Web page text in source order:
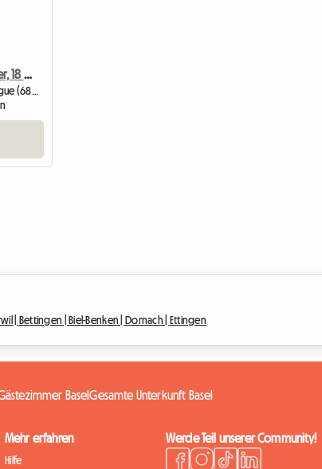
Großes, ruhiges Zimmer, 18 m2, voll ausgestattet
Unterkunft beim Gastgeber | Huningue (68330) | 18 M2
| Bettingen | Biel-Benken | Dornach | Ettingen
BaselGesamte Unterkunft Basel
Mehr erfahren
Hilfe
Werde Teil unserer Community!